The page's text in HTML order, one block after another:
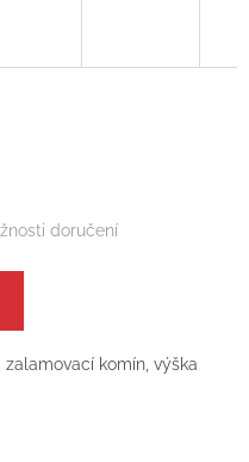
doručení
komín, výška